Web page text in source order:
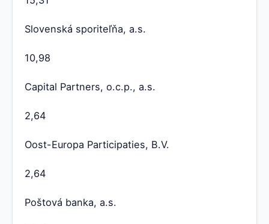
Slovenská sporiteľňa, a.s.
10,98
Capital Partners, o.c.p., a.s.
2,64
Oost-Europa Participaties, B.V.
2,64
Poštová banka, a.s.